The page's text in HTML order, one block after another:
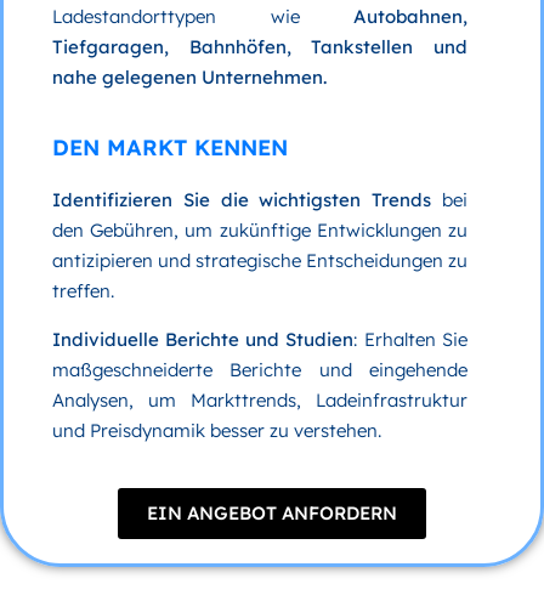
Ladestandorttypen wie Autobahnen,
Tiefgaragen, Bahnhöfen, Tankstellen und
nahe gelegenen Unternehmen.
DEN MARKT KENNEN
Identifizieren Sie die wichtigsten Trends bei
den Gebühren, um zukünftige Entwicklungen zu
antizipieren und strategische Entscheidungen zu
treffen.
Individuelle Berichte und Studien: Erhalten Sie
maßgeschneiderte Berichte und eingehende
Analysen, um Markttrends, Ladeinfrastruktur
und Preisdynamik besser zu verstehen.
EIN ANGEBOT ANFORDERN